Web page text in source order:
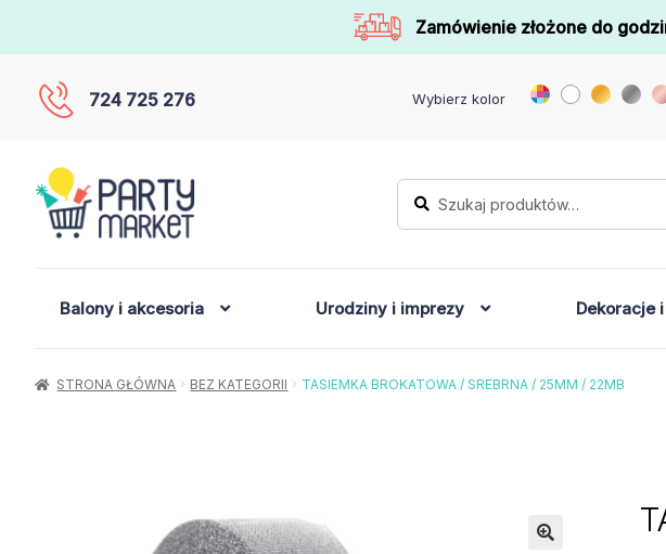
Zamówienie złożone do
724 725 276 Wybierz kolor
Szukaj:
Szukaj
Balony i akcesoria Urodziny i imprezy Dekoracje
STRONA GŁÓWNA BEZ KATEGORII TASIEMKA BROKATOWA / SREBRNA / 25MM / 22MB